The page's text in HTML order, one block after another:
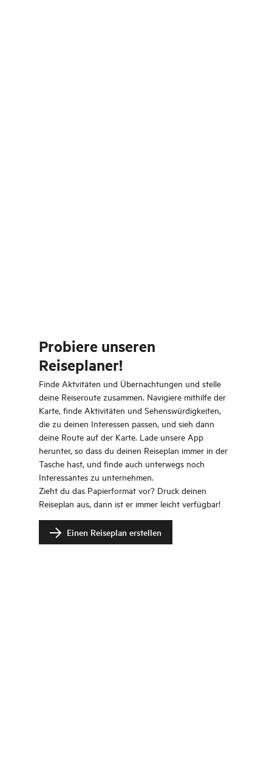
Probiere unseren
Reiseplaner!
Finde Aktvitäten und Übernachtungen und stelle
deine Reiseroute zusammen. Navigiere mithilfe der
Karte, finde Aktivitäten und Sehenswürdigkeiten,
die zu deinen Interessen passen, und sieh dann
deine Route auf der Karte. Lade unsere App
herunter, so dass du deinen Reiseplan immer in der
Tasche hast, und finde auch unterwegs noch
Interessantes zu unternehmen.
Zieht du das Papierformat vor? Druck deinen
Reiseplan aus, dann ist er immer leicht verfügbar!
Einen Reiseplan erstellen